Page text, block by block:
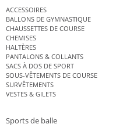
ACCESSOIRES
BALLONS DE GYMNASTIQUE
CHAUSSETTES DE COURSE
CHEMISES
HALTÈRES
PANTALONS & COLLANTS
SACS À DOS DE SPORT
SOUS-VÊTEMENTS DE COURSE
SURVÊTEMENTS
VESTES & GILETS
Sports de balle